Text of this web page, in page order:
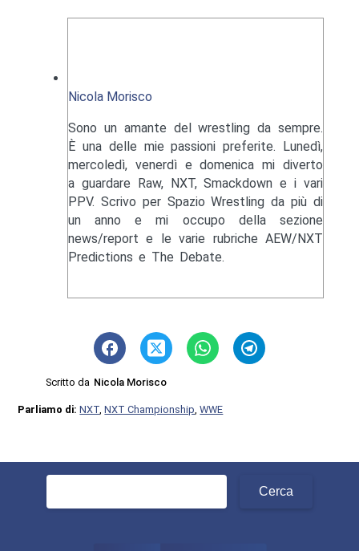
Nicola Morisco
Sono un amante del wrestling da sempre.
È una delle mie passioni preferite. Lunedì,
mercoledì, venerdì e domenica mi diverto
a guardare Raw, NXT, Smackdown e i vari
PPV. Scrivo per Spazio Wrestling da più di
un anno e mi occupo della sezione
news/report e le varie rubriche AEW/NXT
Predictions e The Debate.
Scritto da Nicola Morisco
Parliamo di:NXT ,NXT Championship ,WWE